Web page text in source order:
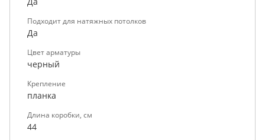
Подходит для натяжных потолков
Да
Цвет арматуры
черный
Крепление
планка
Длина коробки, см
44